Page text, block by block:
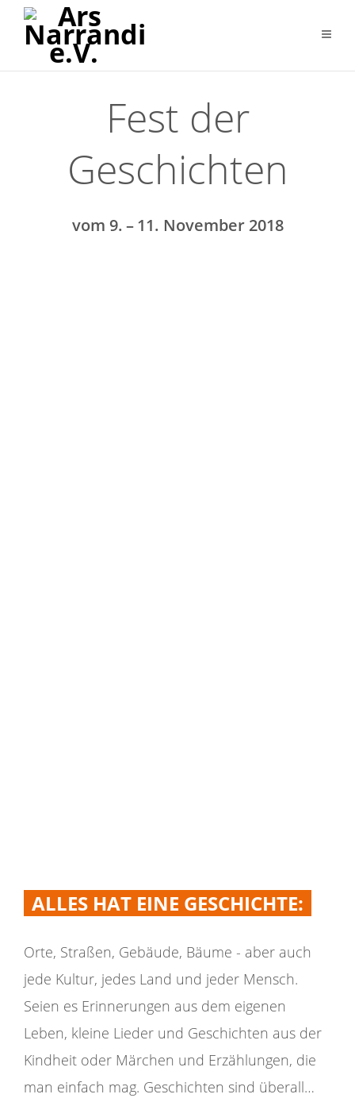
Fest der
Geschichten
vom 9. – 11. November 2018
ALLES HAT EINE GESCHICHTE:
Orte, Straßen, Gebäude, Bäume - aber auch
jede Kultur, jedes Land und jeder Mensch.
Seien es Erinnerungen aus dem eigenen
Leben, kleine Lieder und Geschichten aus der
Kindheit oder Märchen und Erzählungen, die
man einfach mag. Geschichten sind überall…